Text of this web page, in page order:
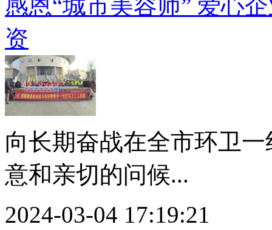
感恩“城市美容师” 爱心
资
向长期奋战在全市环卫
意和亲切的问候...
2024-03-04 17:19:21